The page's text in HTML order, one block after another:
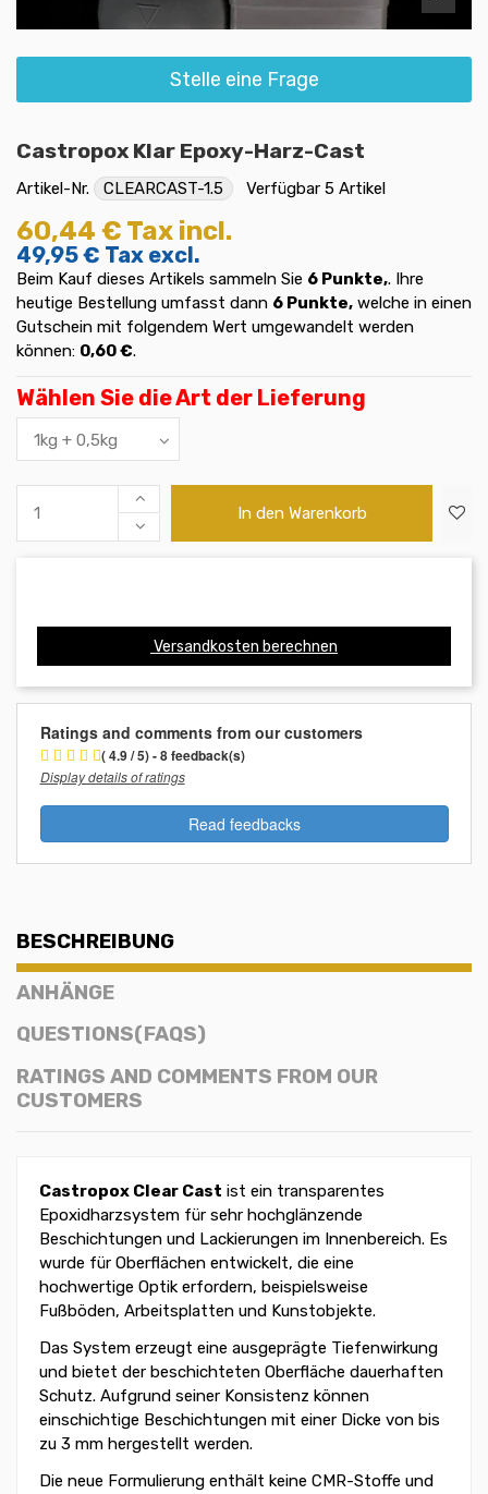
Stelle eine Frage
Castropox Klar Epoxy-Harz-Cast
Artikel-Nr. CLEARCAST-1.5 Verfügbar 5 Artikel
60,44 € Tax incl.
49,95 € Tax excl.
Beim Kauf dieses Artikels sammeln Sie 6 Punkte,. Ihre
heutige Bestellung umfasst dann 6 Punkte, welche in einen
Gutschein mit folgendem Wert umgewandelt werden
können: 0,60 €.
Wählen Sie die Art der Lieferung
In den Warenkorb
Versandkosten berechnen
Ratings and comments from our customers
( 4.9 / 5) - 8 feedback(s)
Display details of ratings
Read feedbacks
BESCHREIBUNG
ANHÄNGE
QUESTIONS(FAQS)
RATINGS AND COMMENTS FROM OUR
CUSTOMERS
Castropox Clear Cast ist ein transparentes
Epoxidharzsystem für sehr hochglänzende
Beschichtungen und Lackierungen im Innenbereich. Es
wurde für Oberflächen entwickelt, die eine
hochwertige Optik erfordern, beispielsweise
Fußböden, Arbeitsplatten und Kunstobjekte.
Das System erzeugt eine ausgeprägte Tiefenwirkung
und bietet der beschichteten Oberfläche dauerhaften
Schutz. Aufgrund seiner Konsistenz können
einschichtige Beschichtungen mit einer Dicke von bis
zu 3 mm hergestellt werden.
Die neue Formulierung enthält keine CMR-Stoffe und